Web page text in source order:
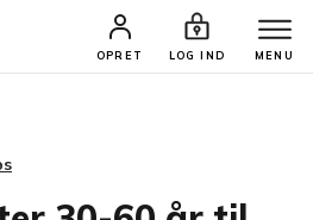
OPRET LOG IND MENU
JOBS SØG PROFIL